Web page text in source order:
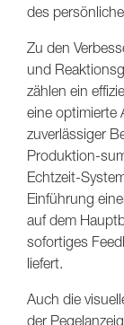
des
Zu den
und
zählen ein
eine optimierte
zuverlässiger
Produktion-
Echtzeit-
Einführung
auf dem
sofortiges
liefert.
Auch die
der